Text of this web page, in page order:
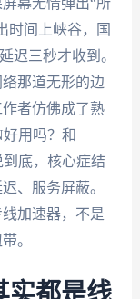
幕无情弹出“所
时间上峡谷，国
迟三秒才收到。
那道无形的边
者仿佛成了熟
用吗？和
底，核心症结
、服务屏蔽。
加速器，不是
。
实都是线